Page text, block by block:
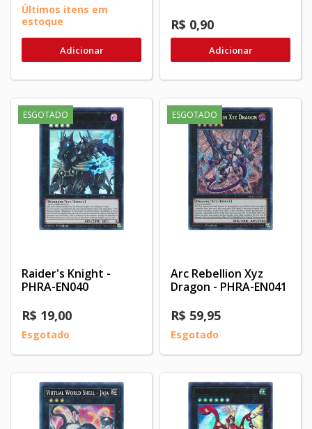
Últimos itens em
estoque
Adicionar
R$ 0,90
Adicionar
ESGOTADO
Raider's Knight -
PHRA-EN040
R$ 19,00
Esgotado
ESGOTADO
Arc Rebellion Xyz
Dragon - PHRA-EN041
R$ 59,95
Esgotado